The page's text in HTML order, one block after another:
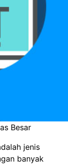
Besar
jenis
banyak